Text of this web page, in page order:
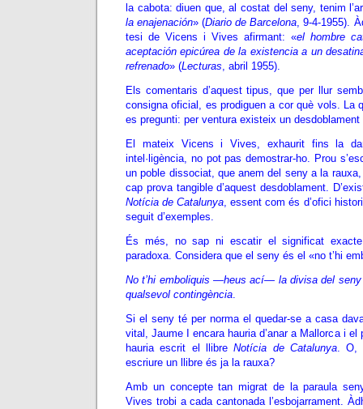
la cabota: diuen que, al costat del seny, tenim
la enajenación» (Diario de Barcelona, 9-4-1955).
tesi de Vicens i Vives afirmant: «el hombre
aceptación epicúrea de la existencia a un
refrenado» (Lecturas, abril 1955).
Els comentaris d’aquest tipus, que per llur
consigna oficial, es prodiguen a cor què vols. La
es pregunti: per ventura existeix un desdoblament
El mateix Vicens i Vives, exhaurit fins la
intel·ligència, no pot pas demostrar-ho. Prou
un poble dissociat, que anem del seny a la
cap prova tangible d’aquest desdoblament.
Notícia de Catalunya, essent com és d’ofici
seguit d’exemples.
És més, no sap ni escatir el significat
paradoxa. Considera que el seny és el «no t’hi
No t’hi emboliquis —heus ací— la divisa del
qualsevol contingència.
Si el seny té per norma el quedar-se a casa
vital, Jaume I encara hauria d’anar a Mallorca i
hauria escrit el llibreNotícia de Catalunya. O,
escriure un llibre és ja la rauxa?
Amb un concepte tan migrat de la paraula
Vives trobi a cada cantonada l’esbojarrament.